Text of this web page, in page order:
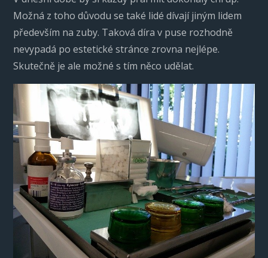
Možná z toho důvodu se také lidé dívají jiným lidem
především na zuby. Taková díra v puse rozhodně
nevypadá po estetické stránce zrovna nejlépe.
Skutečně je ale možné s tím něco udělat.